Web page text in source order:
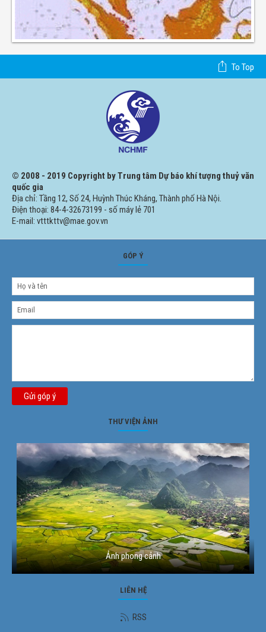
To Top
© 2008 - 2019 Copyright by Trung tâm Dự báo khí tượng thuỷ văn
quốc gia
Địa chỉ: Tầng 12, Số 24, Huỳnh Thúc Kháng, Thành phố Hà Nội.
Điện thoại: 84-4-32673199 - số máy lẻ 701
E-mail: vtttkttv@mae.gov.vn
GÓP Ý
Gửi góp ý
THƯ VIỆN ẢNH
Ảnh phong cảnh
LIÊN HỆ
RSS